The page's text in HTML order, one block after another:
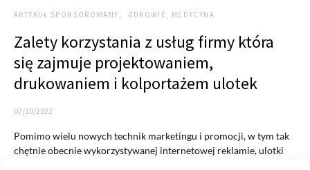
ARTYKUŁ SPONSOROWANY ZDROWIE, MEDYCYNA
Zalety korzystania z usług firmy która
się zajmuje projektowaniem,
drukowaniem i kolportażem ulotek
07/10/2022
Pomimo wielu nowych technik marketingu i promocji, w tym tak
chętnie obecnie wykorzystywanej internetowej reklamie, ulotki